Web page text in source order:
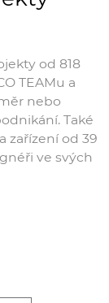
od 818
TEAMu a
nebo
Také
zařízení od 39
ve svých